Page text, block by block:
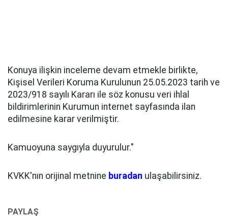
Konuya ilişkin inceleme devam etmekle birlikte,
Kişisel Verileri Koruma Kurulunun 25.05.2023 tarih ve
2023/918 sayılı Kararı ile söz konusu veri ihlal
bildirimlerinin Kurumun internet sayfasında ilan
edilmesine karar verilmiştir.
Kamuoyuna saygıyla duyurulur."
KVKK'nın orijinal metnine buradan ulaşabilirsiniz.